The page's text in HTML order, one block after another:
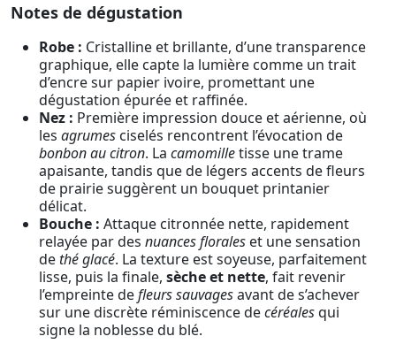
Notes de dégustation
Robe : Cristalline et brillante, d’une transparence
graphique, elle capte la lumière comme un trait
d’encre sur papier ivoire, promettant une
dégustation épurée et raffinée.
Nez : Première impression douce et aérienne, où
les agrumes ciselés rencontrent l’évocation de
bonbon au citron. La camomilletisse une trame
apaisante, tandis que de légers accents de fleurs
de prairie suggèrent un bouquet printanier
délicat.
Bouche : Attaque citronnée nette, rapidement
relayée par des nuances florales et une sensation
dethé glacé. La texture est soyeuse, parfaitement
lisse, puis la finale, sèche et nette, fait revenir
l’empreinte defleurs sauvagesavant de s’achever
sur une discrète réminiscence decéréalesqui
signe la noblesse du blé.